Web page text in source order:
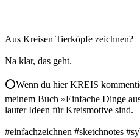
Aus Kreisen Tierköpfe zeichnen?
Na klar, das geht.
⭕️Wenn du hier KREIS
meinem Buch »Einfache Dinge
lauter Ideen für Kreismotive sind.
#einfachzeichnen #sketchnotes